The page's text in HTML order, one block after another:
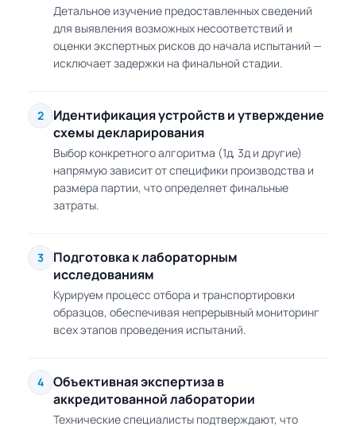
Детальное изучение предоставленных сведений
для выявления возможных несоответствий и
оценки экспертных рисков до начала испытаний —
исключает задержки на финальной стадии.
2
Идентификация устройств и утверждение
схемы декларирования
Выбор конкретного алгоритма (1д, 3д и другие)
напрямую зависит от специфики производства и
размера партии, что определяет финальные
затраты.
3
Подготовка к лабораторным
исследованиям
Курируем процесс отбора и транспортировки
образцов, обеспечивая непрерывный мониторинг
всех этапов проведения испытаний.
4
Объективная экспертиза в
аккредитованной лаборатории
Технические специалисты подтверждают, что